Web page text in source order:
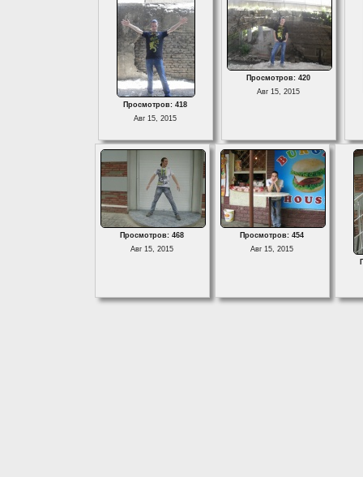
Просмотров: 418
Авг 15, 2015
Просмотров: 420
Авг 15, 2015
Просмотров: 468
Авг 15, 2015
Просмотров: 454
Авг 15, 2015